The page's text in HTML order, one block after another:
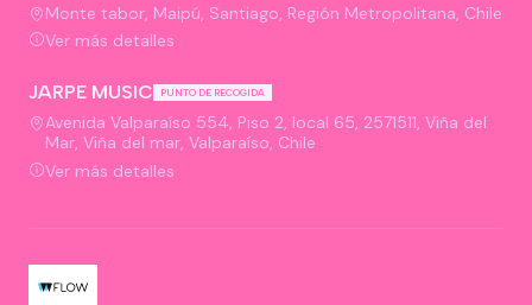
Monte tabor, Maipú, Santiago, Región Metropolitana, Chile
Ver más detalles
JARPE MUSIC PUNTO DE RECOGIDA
Avenida Valparaíso 554, Piso 2, local 65, 2571511, Viña del
Mar, Viña del mar, Valparaíso, Chile
Ver más detalles